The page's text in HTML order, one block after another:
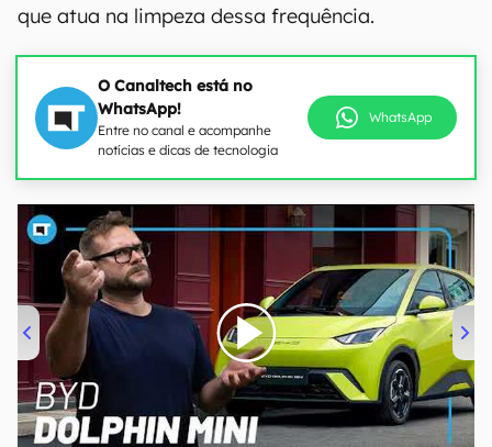
que atua na limpeza dessa frequência.
O Canaltech está no
WhatsApp!
Entre no canal e acompanhe
notícias e dicas de tecnologia
WhatsApp
00:00/04:07